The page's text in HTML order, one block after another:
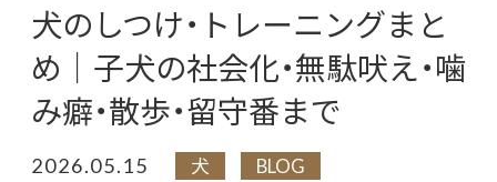
犬のしつけ・トレーニングまと
め｜子犬の社会化・無駄吠え・噛
み癖・散歩・留守番まで
2026.05.15 犬 BLOG